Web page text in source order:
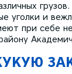
и
при себе